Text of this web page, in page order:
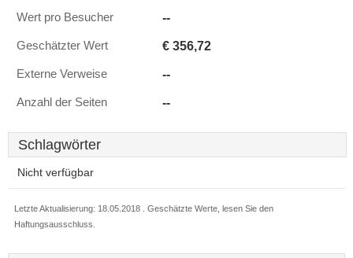
Wert pro Besucher --
Geschätzter Wert € 356,72
Externe Verweise --
Anzahl der Seiten --
Schlagwörter
Nicht verfügbar
Letzte Aktualisierung: 18.05.2018 . Geschätzte Werte, lesen Sie den
Haftungsausschluss.